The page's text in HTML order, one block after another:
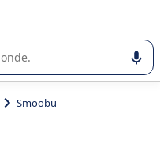
seleção de software
Smoobu